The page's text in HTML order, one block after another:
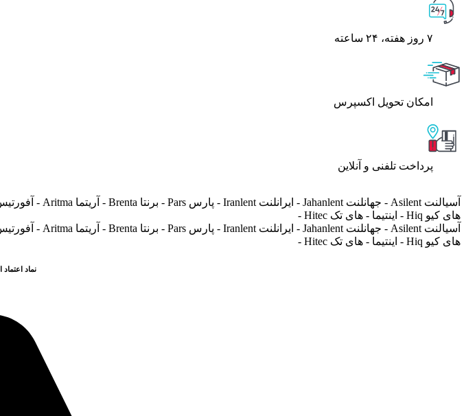
۷ روز ﻫﻔﺘﻪ، ۲۴ ﺳﺎﻋﺘﻪ
اﻣﮑﺎن ﺗﺤﻮﯾﻞ اﮐﺴﭙﺮس
پرداخت تلفنی و آنلاین
های کیو Hiq - اینتیما - های تک Hitec -
های کیو Hiq - اینتیما - های تک Hitec -
نماد اعتماد